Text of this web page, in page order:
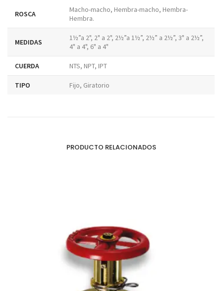
ROSCA
Macho-macho, Hembra-macho, Hembra-
Hembra.
MEDIDAS
1½”a 2", 2" a 2", 2½”a 1½”, 2½” a 2½”, 3" a 2½”,
4" a 4", 6" a 4"
CUERDA NTS, NPT, IPT
TIPO Fijo, Giratorio
PRODUCTO RELACIONADOS